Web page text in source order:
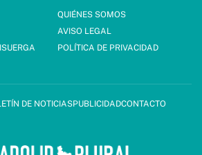
QUIÉNES SOMOS
AVISO LEGAL
POLÍTICA DE PRIVACIDAD
DE NOTICIASPUBLICIDADCONTACTO